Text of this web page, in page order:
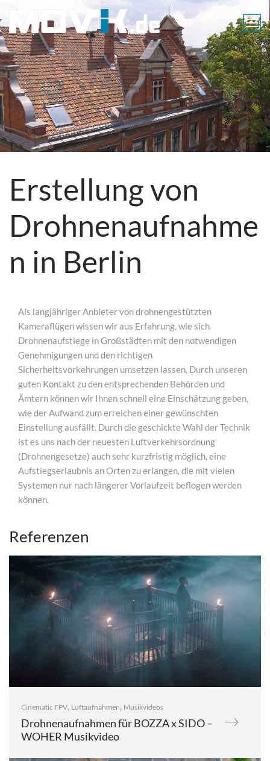
Skip
to
content
MOVIK
Aerials
Luftaufnahmen
Berlin
Erstellung von
Drohnenaufnahme
n in Berlin
Als langjähriger Anbieter von drohnengestützten
Kameraflügen wissen wir aus Erfahrung, wie sich
Drohnenaufstiege in Großstädten mit den notwendigen
Genehmigungen und den richtigen
Sicherheitsvorkehrungen umsetzen lassen. Durch unseren
guten Kontakt zu den entsprechenden Behörden und
Ämtern können wir Ihnen schnell eine Einschätzung geben,
wie der Aufwand zum erreichen einer gewünschten
Einstellung ausfällt. Durch die geschickte Wahl der Technik
ist es uns nach der neuesten Luftverkehrsordnung
(Drohnengesetze) auch sehr kurzfristig möglich, eine
Aufstiegserlaubnis an Orten zu erlangen, die mit vielen
Systemen nur nach längerer Vorlaufzeit beflogen werden
können.
Referenzen
Cinematic FPV, Luftaufnahmen, Musikvideos
Drohnenaufnahmen für BOZZA x SIDO –
WOHER Musikvideo